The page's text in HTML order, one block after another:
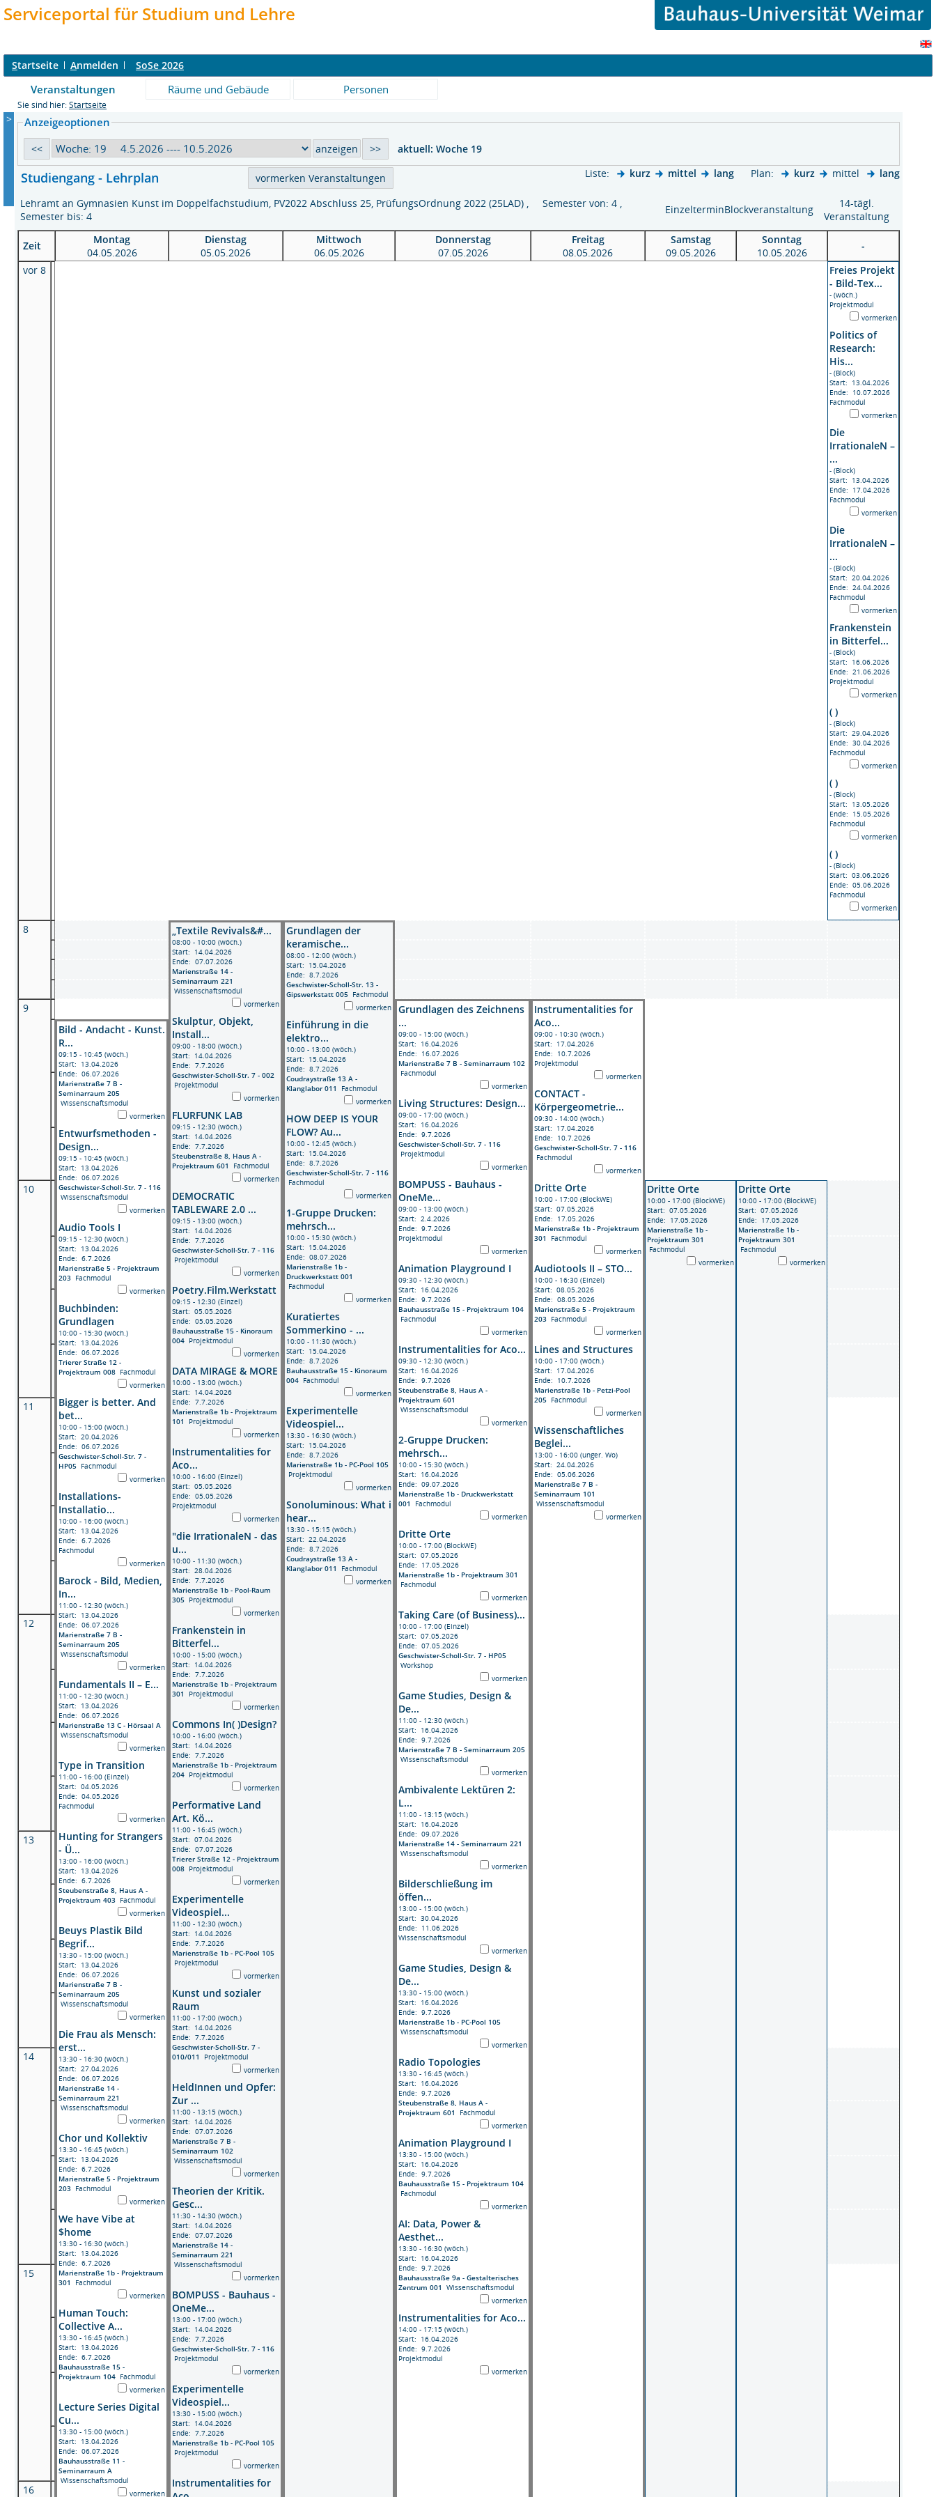
Serviceportal für Studium und Lehre
Startseite Anmelden SoSe 2026
Veranstaltungen Räume und Gebäude Personen
Sie sind hier: Startseite
> Anzeigeoptionen
aktuell: Woche 19
Studiengang - Lehrplan Liste: kurz mittel lang Plan: kurz mittel lang
Lehramt an Gymnasien Kunst im Doppelfachstudium, PV2022 Abschluss 25, PrüfungsOrdnung 2022 (25LAD) , Semester von: 4 ,
Semester bis: 4
EinzelterminBlockveranstaltung
14-tägl.
Veranstaltung
Zeit
Montag
04.05.2026
Dienstag
05.05.2026
Mittwoch
06.05.2026
Donnerstag
07.05.2026
Freitag
08.05.2026
Samstag
09.05.2026
Sonntag
10.05.2026
-
vor 8
Freies Projekt
- Bild-Tex...
- (wöch.)
Projektmodul
vormerken
Politics of
Research:
His...
- (Block)
Start: 13.04.2026
Ende: 10.07.2026
Fachmodul
vormerken
Die
IrrationaleN –
...
- (Block)
Start: 13.04.2026
Ende: 17.04.2026
Fachmodul
vormerken
Die
IrrationaleN –
...
- (Block)
Start: 20.04.2026
Ende: 24.04.2026
Fachmodul
vormerken
Frankenstein
in Bitterfel...
- (Block)
Start: 16.06.2026
Ende: 21.06.2026
Projektmodul
vormerken
( )
- (Block)
Start: 29.04.2026
Ende: 30.04.2026
Fachmodul
vormerken
( )
- (Block)
Start: 13.05.2026
Ende: 15.05.2026
Fachmodul
vormerken
( )
- (Block)
Start: 03.06.2026
Ende: 05.06.2026
Fachmodul
vormerken
8 „Textile Revivals&#...
08:00 - 10:00 (wöch.)
Start: 14.04.2026
Ende: 07.07.2026
Marienstraße 14 -
Seminarraum 221
Wissenschaftsmodul
vormerken
Skulptur, Objekt,
Install...
09:00 - 18:00 (wöch.)
Start: 14.04.2026
Ende: 7.7.2026
Geschwister-Scholl-Str. 7 - 002
Projektmodul
vormerken
FLURFUNK LAB
09:15 - 12:30 (wöch.)
Start: 14.04.2026
Ende: 7.7.2026
Steubenstraße 8, Haus A -
Projektraum 601
Fachmodul
vormerken
DEMOCRATIC
TABLEWARE 2.0 ...
09:15 - 13:00 (wöch.)
Start: 14.04.2026
Ende: 7.7.2026
Geschwister-Scholl-Str. 7 - 116
Projektmodul
vormerken
Poetry.Film.Werkstatt
09:15 - 12:30 (Einzel)
Start: 05.05.2026
Ende: 05.05.2026
Bauhausstraße 15 - Kinoraum
004Projektmodul
vormerken
DATA MIRAGE & MORE
10:00 - 13:00 (wöch.)
Start: 14.04.2026
Ende: 7.7.2026
Marienstraße 1b - Projektraum
101
Projektmodul
vormerken
Instrumentalities for
Aco...
10:00 - 16:00 (Einzel)
Start: 05.05.2026
Ende: 05.05.2026
Projektmodul
vormerken
"die IrrationaleN - das
u...
10:00 - 11:30 (wöch.)
Start: 28.04.2026
Ende: 7.7.2026
Marienstraße 1b - Pool-Raum
305Projektmodul
vormerken
Frankenstein in
Bitterfel...
10:00 - 15:00 (wöch.)
Start: 14.04.2026
Ende: 7.7.2026
Marienstraße 1b - Projektraum
301
Projektmodul
vormerken
Commons In( )Design?
10:00 - 16:00 (wöch.)
Start: 14.04.2026
Ende: 7.7.2026
Marienstraße 1b - Projektraum
204Projektmodul
vormerken
Performative Land
Art. Kö...
11:00 - 16:45 (wöch.)
Start: 07.04.2026
Ende: 07.07.2026
Trierer Straße 12 - Projektraum
008Projektmodul
vormerken
Experimentelle
Videospiel...
11:00 - 12:30 (wöch.)
Start: 14.04.2026
Ende: 7.7.2026
Marienstraße 1b - PC-Pool 105
Projektmodul
vormerken
Kunst und sozialer
Raum
11:00 - 17:00 (wöch.)
Start: 14.04.2026
Ende: 7.7.2026
Geschwister-Scholl-Str. 7 -
010/011
Projektmodul
vormerken
HeldInnen und Opfer:
Zur ...
11:00 - 13:15 (wöch.)
Start: 14.04.2026
Ende: 07.07.2026
Marienstraße 7 B -
Seminarraum 102
Wissenschaftsmodul
vormerken
Theorien der Kritik.
Gesc...
11:30 - 14:30 (wöch.)
Start: 14.04.2026
Ende: 07.07.2026
Marienstraße 14 -
Seminarraum 221
Wissenschaftsmodul
vormerken
BOMPUSS - Bauhaus -
OneMe...
13:00 - 17:00 (wöch.)
Start: 14.04.2026
Ende: 7.7.2026
Geschwister-Scholl-Str. 7 - 116
Projektmodul
vormerken
Experimentelle
Videospiel...
13:30 - 15:00 (wöch.)
Start: 14.04.2026
Ende: 7.7.2026
Marienstraße 1b - PC-Pool 105
Projektmodul
vormerken
Instrumentalities for
Grundlagen der
keramische...
08:00 - 12:00 (wöch.)
Start: 15.04.2026
Ende: 8.7.2026
Geschwister-Scholl-Str. 13 -
Gipswerkstatt 005Fachmodul
vormerken
Einführung in die
elektro...
10:00 - 13:00 (wöch.)
Start: 15.04.2026
Ende: 8.7.2026
Coudraystraße 13 A -
Klanglabor 011
Fachmodul
vormerken
HOW DEEP IS YOUR
FLOW? Au...
10:00 - 12:45 (wöch.)
Start: 15.04.2026
Ende: 8.7.2026
Geschwister-Scholl-Str. 7 - 116
Fachmodul
vormerken
1-Gruppe Drucken:
mehrsch...
10:00 - 15:30 (wöch.)
Start: 15.04.2026
Ende: 08.07.2026
Marienstraße 1b -
Druckwerkstatt 001
Fachmodul
vormerken
Kuratiertes
Sommerkino - ...
10:00 - 11:30 (wöch.)
Start: 15.04.2026
Ende: 8.7.2026
Bauhausstraße 15 - Kinoraum
004Fachmodul
vormerken
Experimentelle
Videospiel...
13:30 - 16:30 (wöch.)
Start: 15.04.2026
Ende: 8.7.2026
Marienstraße 1b - PC-Pool 105
Projektmodul
vormerken
Sonoluminous: What i
hear...
13:30 - 15:15 (wöch.)
Start: 22.04.2026
Ende: 8.7.2026
Coudraystraße 13 A -
Klanglabor 011
Fachmodul
vormerken
9
Grundlagen des Zeichnens
...
09:00 - 15:00 (wöch.)
Start: 16.04.2026
Ende: 16.07.2026
Marienstraße 7 B - Seminarraum 102
Fachmodul
vormerken
Living Structures: Design...
09:00 - 17:00 (wöch.)
Start: 16.04.2026
Ende: 9.7.2026
Geschwister-Scholl-Str. 7 - 116
Projektmodul
vormerken
BOMPUSS - Bauhaus -
OneMe...
09:00 - 13:00 (wöch.)
Start: 2.4.2026
Ende: 9.7.2026
Projektmodul
vormerken
Animation Playground I
09:30 - 12:30 (wöch.)
Start: 16.04.2026
Ende: 9.7.2026
Bauhausstraße 15 - Projektraum 104
Fachmodul
vormerken
Instrumentalities for Aco...
09:30 - 12:30 (wöch.)
Start: 16.04.2026
Ende: 9.7.2026
Steubenstraße 8, Haus A -
Projektraum 601
Wissenschaftsmodul
vormerken
2-Gruppe Drucken:
mehrsch...
10:00 - 15:30 (wöch.)
Start: 16.04.2026
Ende: 09.07.2026
Marienstraße 1b - Druckwerkstatt
001
Fachmodul
vormerken
Dritte Orte
10:00 - 17:00 (BlockWE)
Start: 07.05.2026
Ende: 17.05.2026
Marienstraße 1b - Projektraum 301
Fachmodul
vormerken
Taking Care (of Business)...
10:00 - 17:00 (Einzel)
Start: 07.05.2026
Ende: 07.05.2026
Geschwister-Scholl-Str. 7 - HP05
Workshop
vormerken
Game Studies, Design &
De...
11:00 - 12:30 (wöch.)
Start: 16.04.2026
Ende: 9.7.2026
Marienstraße 7 B - Seminarraum 205
Wissenschaftsmodul
vormerken
Ambivalente Lektüren 2:
L...
11:00 - 13:15 (wöch.)
Start: 16.04.2026
Ende: 09.07.2026
Marienstraße 14 - Seminarraum 221
Wissenschaftsmodul
vormerken
Bilderschließung im
öffen...
13:00 - 15:00 (wöch.)
Start: 30.04.2026
Ende: 11.06.2026
Wissenschaftsmodul
vormerken
Game Studies, Design &
De...
13:30 - 15:00 (wöch.)
Start: 16.04.2026
Ende: 9.7.2026
Marienstraße 1b - PC-Pool 105
Wissenschaftsmodul
vormerken
Radio Topologies
13:30 - 16:45 (wöch.)
Start: 16.04.2026
Ende: 9.7.2026
Steubenstraße 8, Haus A -
Projektraum 601
Fachmodul
vormerken
Animation Playground I
13:30 - 15:00 (wöch.)
Start: 16.04.2026
Ende: 9.7.2026
Bauhausstraße 15 - Projektraum 104
Fachmodul
vormerken
AI: Data, Power &
Aesthet...
13:30 - 16:30 (wöch.)
Start: 16.04.2026
Ende: 9.7.2026
Bauhausstraße 9a - Gestalterisches
Zentrum 001 Wissenschaftsmodul
vormerken
Instrumentalities for Aco...
14:00 - 17:15 (wöch.)
Start: 16.04.2026
Ende: 9.7.2026
Projektmodul
vormerken
Instrumentalities for
Aco...
09:00 - 10:30 (wöch.)
Start: 17.04.2026
Ende: 10.7.2026
Projektmodul
vormerken
CONTACT -
Körpergeometrie...
09:30 - 14:00 (wöch.)
Start: 17.04.2026
Ende: 10.7.2026
Geschwister-Scholl-Str. 7 - 116
Fachmodul
vormerken
Dritte Orte
10:00 - 17:00 (BlockWE)
Start: 07.05.2026
Ende: 17.05.2026
Marienstraße 1b - Projektraum
301
Fachmodul
vormerken
Audiotools II – STO...
10:00 - 16:30 (Einzel)
Start: 08.05.2026
Ende: 08.05.2026
Marienstraße 5 - Projektraum
203Fachmodul
vormerken
Lines and Structures
10:00 - 17:00 (wöch.)
Start: 17.04.2026
Ende: 10.7.2026
Marienstraße 1b - Petzi-Pool
205Fachmodul
vormerken
Wissenschaftliches
Beglei...
13:00 - 16:00 (unger. Wo)
Start: 24.04.2026
Ende: 05.06.2026
Marienstraße 7 B -
Seminarraum 101
Wissenschaftsmodul
vormerken
Bild - Andacht - Kunst.
R...
09:15 - 10:45 (wöch.)
Start: 13.04.2026
Ende: 06.07.2026
Marienstraße 7 B -
Seminarraum 205
Wissenschaftsmodul
vormerken
Entwurfsmethoden -
Design...
09:15 - 10:45 (wöch.)
Start: 13.04.2026
Ende: 06.07.2026
Geschwister-Scholl-Str. 7 - 116
Wissenschaftsmodul
vormerken
Audio Tools I
09:15 - 12:30 (wöch.)
Start: 13.04.2026
Ende: 6.7.2026
Marienstraße 5 - Projektraum
203Fachmodul
vormerken
Buchbinden:
Grundlagen
10:00 - 15:30 (wöch.)
Start: 13.04.2026
Ende: 06.07.2026
Trierer Straße 12 -
Projektraum 008Fachmodul
vormerken
Bigger is better. And
bet...
10:00 - 15:00 (wöch.)
Start: 20.04.2026
Ende: 06.07.2026
Geschwister-Scholl-Str. 7 -
HP05Fachmodul
vormerken
Installations-
Installatio...
10:00 - 16:00 (wöch.)
Start: 13.04.2026
Ende: 6.7.2026
Fachmodul
vormerken
Barock - Bild, Medien,
In...
11:00 - 12:30 (wöch.)
Start: 13.04.2026
Ende: 06.07.2026
Marienstraße 7 B -
Seminarraum 205
Wissenschaftsmodul
vormerken
Fundamentals II – E...
11:00 - 12:30 (wöch.)
Start: 13.04.2026
Ende: 06.07.2026
Marienstraße 13 C - Hörsaal A
Wissenschaftsmodul
vormerken
Type in Transition
11:00 - 16:00 (Einzel)
Start: 04.05.2026
Ende: 04.05.2026
Fachmodul
vormerken
Hunting for Strangers
- Ü...
13:00 - 16:00 (wöch.)
Start: 13.04.2026
Ende: 6.7.2026
Steubenstraße 8, Haus A -
Projektraum 403Fachmodul
vormerken
Beuys Plastik Bild
Begrif...
13:30 - 15:00 (wöch.)
Start: 13.04.2026
Ende: 06.07.2026
Marienstraße 7 B -
Seminarraum 205
Wissenschaftsmodul
vormerken
Die Frau als Mensch:
erst...
13:30 - 16:30 (wöch.)
Start: 27.04.2026
Ende: 06.07.2026
Marienstraße 14 -
Seminarraum 221
Wissenschaftsmodul
vormerken
Chor und Kollektiv
13:30 - 16:45 (wöch.)
Start: 13.04.2026
Ende: 6.7.2026
Marienstraße 5 - Projektraum
203Fachmodul
vormerken
We have Vibe at
$home
13:30 - 16:30 (wöch.)
Start: 13.04.2026
Ende: 6.7.2026
Marienstraße 1b - Projektraum
301
Fachmodul
vormerken
Human Touch:
Collective A...
13:30 - 16:45 (wöch.)
Start: 13.04.2026
Ende: 6.7.2026
Bauhausstraße 15 -
Projektraum 104Fachmodul
vormerken
Lecture Series Digital
Cu...
13:30 - 15:00 (wöch.)
Start: 13.04.2026
Ende: 06.07.2026
Bauhausstraße 11 -
Seminarraum A
Wissenschaftsmodul
vormerken
10 Dritte Orte
10:00 - 17:00 (BlockWE)
Start: 07.05.2026
Ende: 17.05.2026
Marienstraße 1b -
Projektraum 301
Fachmodul
vormerken
Dritte Orte
10:00 - 17:00 (BlockWE)
Start: 07.05.2026
Ende: 17.05.2026
Marienstraße 1b -
Projektraum 301
Fachmodul
vormerken
11
12
13
14
15
16